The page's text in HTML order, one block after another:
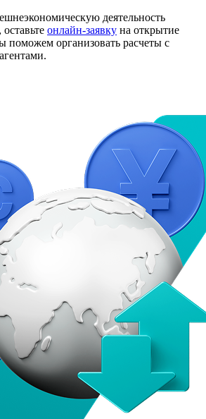
деятельность
онлайн-заявку на открытие
поможем организовать расчеты с